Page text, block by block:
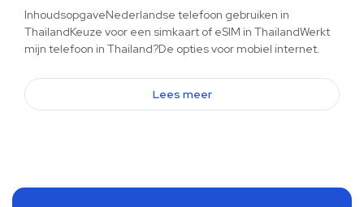
InhoudsopgaveNederlandse telefoon gebruiken in
ThailandKeuze voor een simkaart of eSIM in ThailandWerkt
mijn telefoon in Thailand?De opties voor mobiel internet.
Lees meer